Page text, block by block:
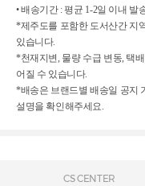
• 배송기간 : 평균 1-2일 이내 발
*제주도를 포함한 도서산간 지
있습니다.
*천재지변, 물량 수급 변동, 택
어질 수 있습니다.
*배송은 브랜드별 배송일 공지
설명을 확인해주세요.
CS CENTER